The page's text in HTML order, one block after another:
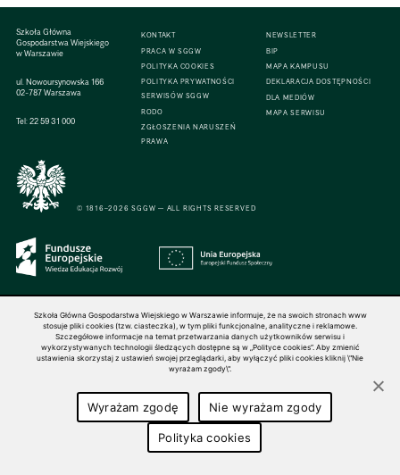
Szkoła Główna
Gospodarstwa Wiejskiego
w Warszawie
ul. Nowoursynowska 166
02-787 Warszawa
Tel:22 59 31 000
KONTAKT
PRACA W SGGW
POLITYKA COOKIES
POLITYKA PRYWATNOŚCI
SERWISÓW SGGW
RODO
ZGŁOSZENIA NARUSZEŃ
PRAWA
NEWSLETTER
BIP
MAPA KAMPUSU
DEKLARACJA DOSTĘPNOŚCI
DLA MEDIÓW
MAPA SERWISU
© 1816–2026 SGGW — ALL RIGHTS RESERVED
Szkoła Główna Gospodarstwa Wiejskiego w Warszawie informuje, że na swoich stronach www
stosuje pliki cookies (tzw. ciasteczka), w tym pliki funkcjonalne, analityczne i reklamowe.
Szczegółowe informacje na temat przetwarzania danych użytkowników serwisu i
wykorzystywanych technologii śledzących dostępne są w „Polityce cookies”. Aby zmienić
ustawienia skorzystaj z ustawień swojej przeglądarki, aby wyłączyć pliki cookies kliknij \"Nie
wyrażam zgody\".
Wyrażam zgodę Nie wyrażam zgody
Polityka cookies